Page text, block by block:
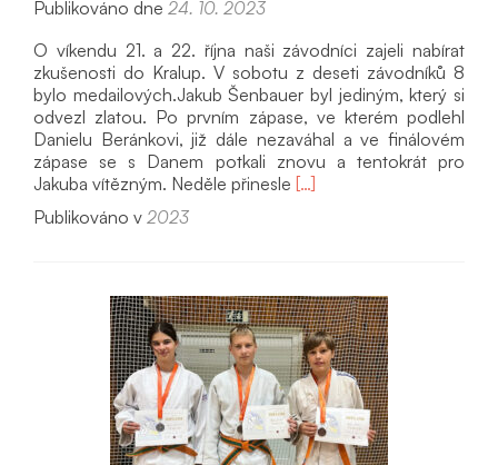
Publikováno dne 24. 10. 2023
O víkendu 21. a 22. října naši závodníci zajeli nabírat
zkušenosti do Kralup. V sobotu z deseti závodníků 8
bylo medailových.Jakub Šenbauer byl jediným, který si
odvezl zlatou. Po prvním zápase, ve kterém podlehl
Danielu Beránkovi, již dále nezaváhal a ve finálovém
zápase se s Danem potkali znovu a tentokrát pro
Jakuba vítězným. Neděle přinesle Přečíst
2023
[…]
Publikováno v 2023